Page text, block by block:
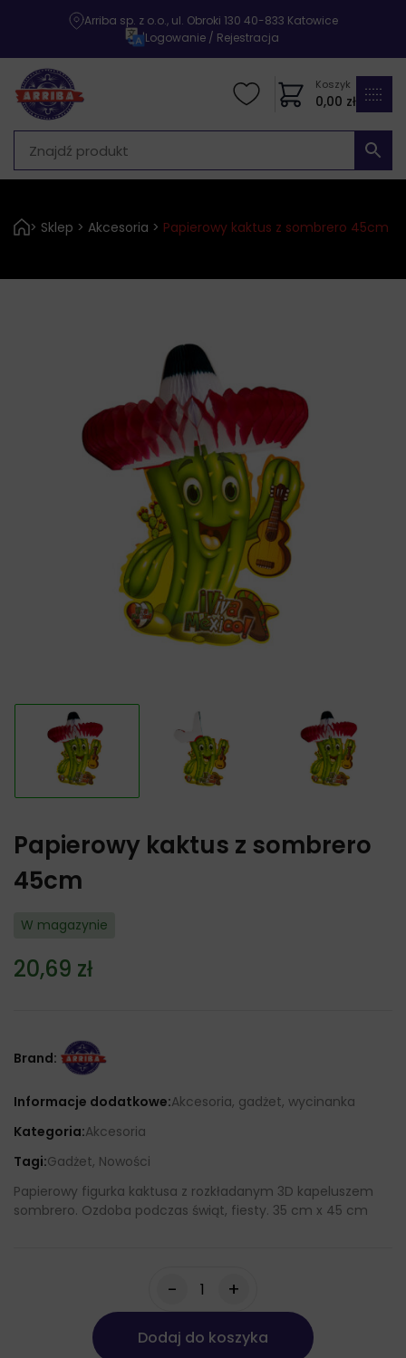
Arriba sp. z o.o., ul. Obroki 130 40-833 Katowice
|Logowanie / Rejestracja
Koszyk
0,00 zł
> Sklep > Akcesoria > Papierowy kaktus z sombrero 45cm
Papierowy kaktus z sombrero
45cm
W magazynie
20,69 zł
Brand:
Informacje dodatkowe:Akcesoria, gadżet, wycinanka
Kategoria:Akcesoria
Tagi:Gadżet, Nowości
Papierowy figurka kaktusa z rozkładanym 3D kapeluszem
sombrero. Ozdoba podczas świąt, fiesty. 35 cm x 45 cm
- +
Dodaj do koszyka